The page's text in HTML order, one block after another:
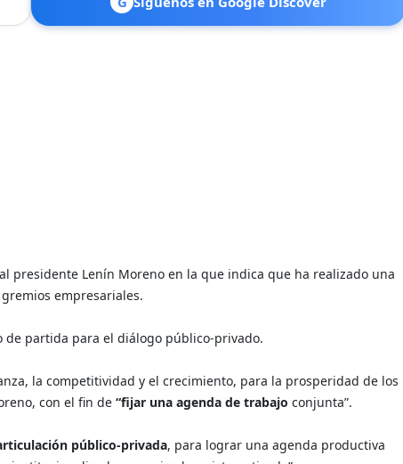
presidente Lenín Moreno en la que indica que ha realizado una
empresariales.
partida para el diálogo público-privado.
la competitividad y el crecimiento, para la prosperidad de los
con el fin de “fijar una agenda de trabajo conjunta”.
público-privada, para lograr una agenda productiva